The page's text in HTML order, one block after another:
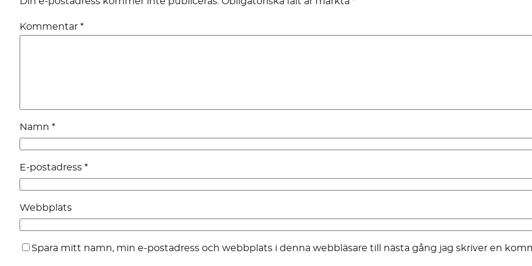
Kommentar *
Namn *
E-postadress *
Webbplats
Spara mitt namn, min e-postadress och webbplats i denna webbläsare till nästa gång jag skriver en